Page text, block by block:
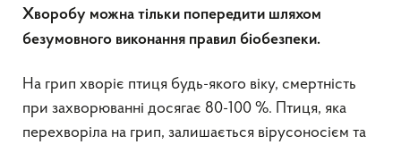
Хворобу можна тільки попередити шляхом
безумовного виконання правил біобезпеки.
На грип хворіє птиця будь-якого віку, смертність
при захворюванні досягає 80-100 %. Птиця, яка
перехворіла на грип, залишається вірусоносієм та